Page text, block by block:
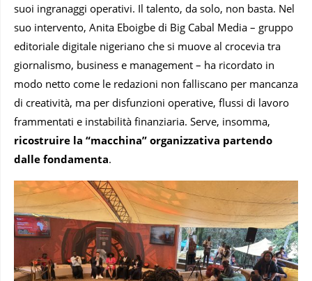
suoi ingranaggi operativi. Il talento, da solo, non basta. Nel
suo intervento, Anita Eboigbe di Big Cabal Media – gruppo
editoriale digitale nigeriano che si muove al crocevia tra
giornalismo, business e management – ha ricordato in
modo netto come le redazioni non falliscano per mancanza
di creatività, ma per disfunzioni operative, flussi di lavoro
frammentati e instabilità finanziaria. Serve, insomma,
ricostruire la “macchina” organizzativa partendo
dalle fondamenta.